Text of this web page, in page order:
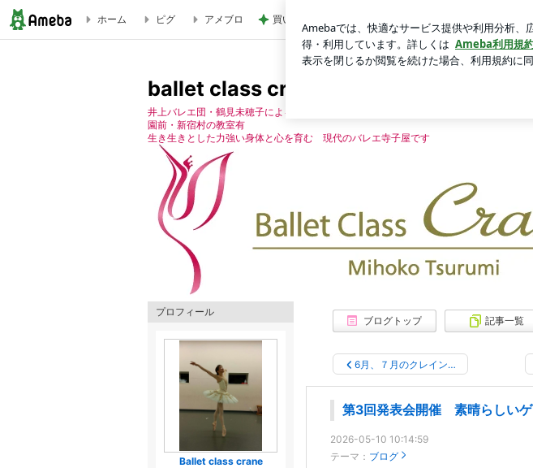
第3回発表会開催 素晴らしいゲストの方々 | ballet class craneのﾌﾞﾛｸﾞ
ホーム ピグ アメブロ 買い足す予定の重宝したサンダル
ballet class craneのﾌﾞﾛｸﾞ
井上バレエ団・鶴見未穂子による教室 親子クラス（2歳）・幼児〜コンクール、大
園前・新宿村の教室有
生き生きとした力強い身体と心を育む 現代のバレエ寺子屋です
ブログトップ 記事一覧
6月、７月のクレイン…
第3回発表会開催 素晴らしいゲ
2026-05-10 10:14:59
テーマ： ブログ
プロフィール
Ballet class crane